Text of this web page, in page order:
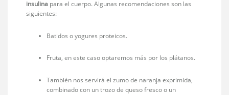
insulina para el cuerpo. Algunas recomendaciones son las
siguientes:
Batidos o yogures proteicos.
Fruta, en este caso optaremos más por los plátanos.
También nos servirá el zumo de naranja exprimida,
combinado con un trozo de queso fresco o un